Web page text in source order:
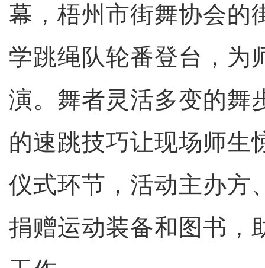
幕，梧州市街舞协会的
学跳绳队轮番登台，为
演。舞者灵活多变的舞
的速跳技巧让现场师生
仪式环节，活动主办方
捐赠运动装备和图书，